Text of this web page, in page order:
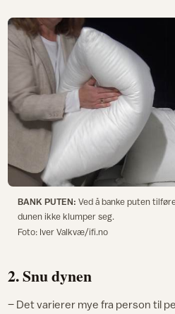
BANK PUTEN: Ved å banke puten
dunen ikke klumper seg.
Foto: Iver Valkvæ/ifi.no
2. Snu dynen
– Det varierer mye fra person til